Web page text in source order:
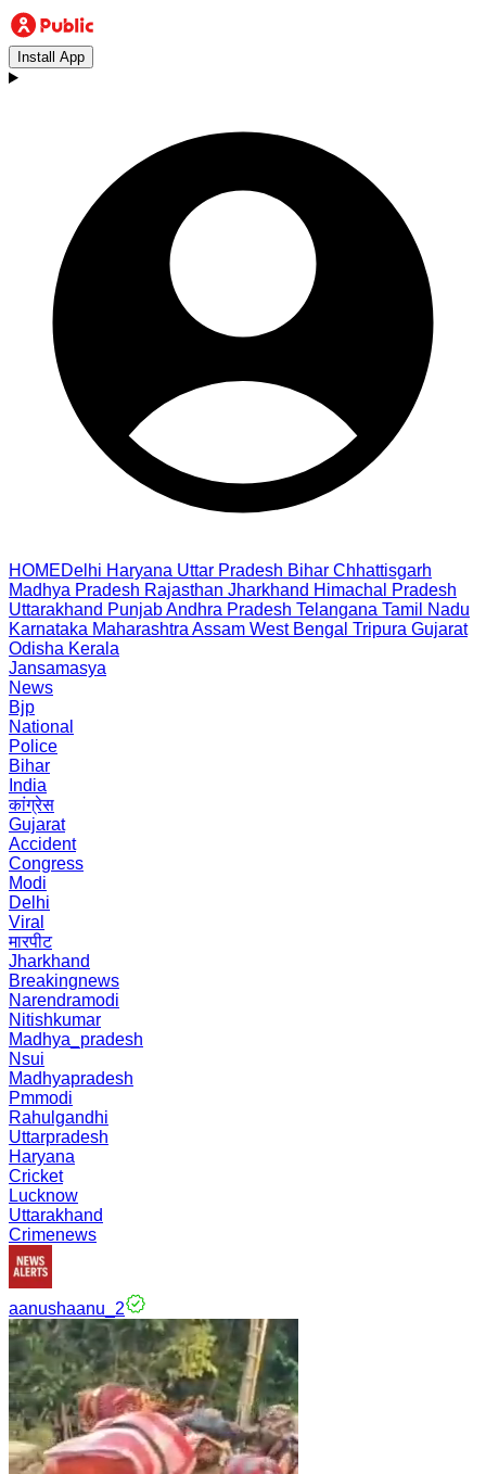
Install App
HOMEDelhi Haryana Uttar Pradesh Bihar Chhattisgarh
Madhya Pradesh Rajasthan Jharkhand Himachal Pradesh
Uttarakhand PunjabAndhra Pradesh Telangana Tamil Nadu
Karnataka Maharashtra Assam West Bengal Tripura Gujarat
Odisha Kerala
Jansamasya
News
Bjp
National
Police
Bihar
India
कांग्रेस
Gujarat
Accident
Congress
Modi
Delhi
Viral
मारपीट
Jharkhand
Breakingnews
Narendramodi
Nitishkumar
Madhya_pradesh
Nsui
Madhyapradesh
Pmmodi
Rahulgandhi
Uttarpradesh
Haryana
Cricket
Lucknow
Uttarakhand
Crimenews
aanushaanu_2